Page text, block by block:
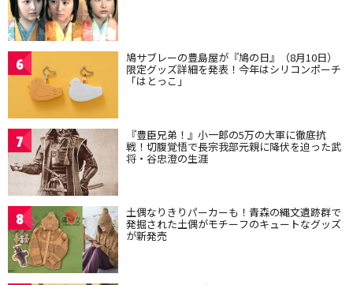
6 鳩サブレーの豊島屋が『鳩の日』（8月10日）
限定グッズ詳細を発表！今年はシリコンポーチ
「はとっこ」
7 『豊臣兄弟！』小一郎の5万の大軍に徹底抗
戦！切腹覚悟で長宗我部元親に降伏を迫った武
将・谷忠澄の生涯
8 土偶なりきりパーカーも！青森の縄文遺跡群で
発掘された土偶がモチーフのキュートなグッズ
が新発売